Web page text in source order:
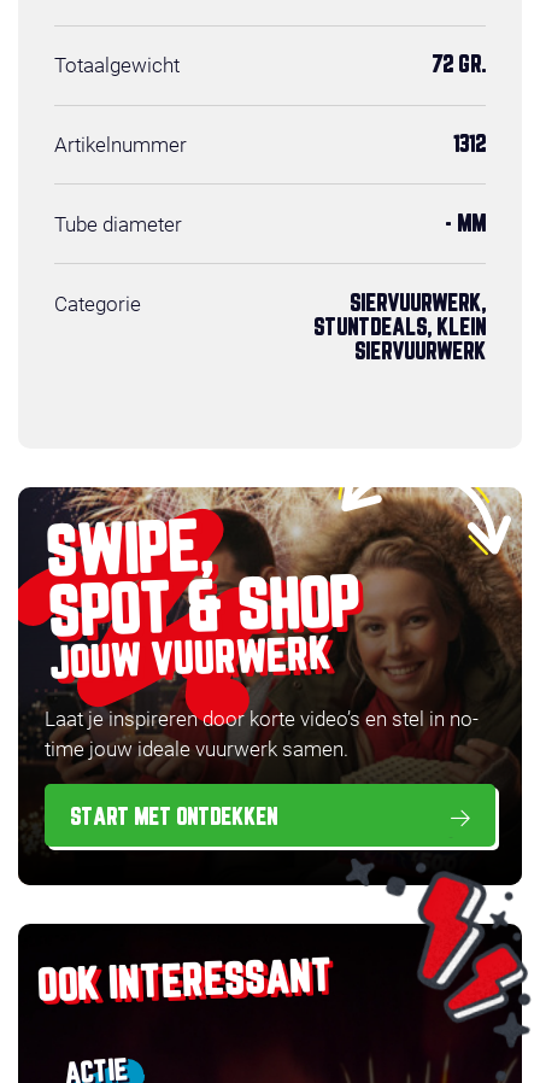
Totaalgewicht 72 GR.
Artikelnummer 1312
Tube diameter - MM
Categorie
SIERVUURWERK,
STUNTDEALS, KLEIN
SIERVUURWERK
SWIPE,
SPOT & SHOP
JOUW VUURWERK
Laat je inspireren door korte video’s en stel in no-
time jouw ideale vuurwerk samen.
START MET ONTDEKKEN
OOK INTERESSANT
ACTIE